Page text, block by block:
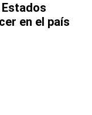
en el país